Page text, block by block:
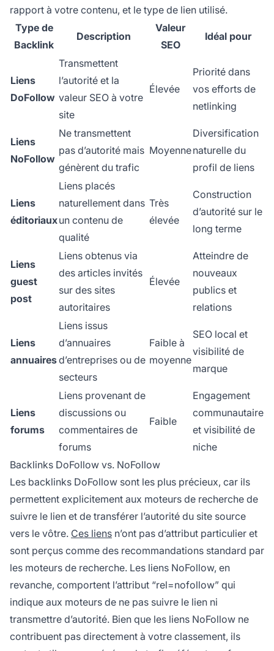
rapport à votre contenu, et le type de lien utilisé.
Type de
Backlink
Description
Valeur
SEO
Idéal pour
Liens
DoFollow
Transmettent
l’autorité et la
valeur SEO à votre
site
Élevée
Priorité dans
vos efforts de
netlinking
Liens
NoFollow
Ne transmettent
pas d’autorité mais
génèrent du trafic
Moyenne
Diversification
naturelle du
profil de liens
Liens
éditoriaux
Liens placés
naturellement dans
un contenu de
qualité
Très
élevée
Construction
d’autorité sur le
long terme
Liens
guest
post
Liens obtenus via
des articles invités
sur des sites
autoritaires
Élevée
Atteindre de
nouveaux
publics et
relations
Liens
annuaires
Liens issus
d’annuaires
d’entreprises ou de
secteurs
Faible à
moyenne
SEO local et
visibilité de
marque
Liens
forums
Liens provenant de
discussions ou
commentaires de
forums
Faible
Engagement
communautaire
et visibilité de
niche
Backlinks DoFollow vs. NoFollow
Les backlinks DoFollow sont les plus précieux, car ils
permettent explicitement aux moteurs de recherche de
suivre le lien et de transférer l’autorité du site source
vers le vôtre. Ces liens n’ont pas d’attribut particulier et
sont perçus comme des recommandations standard par
les moteurs de recherche. Les liens NoFollow, en
revanche, comportent l’attribut “rel=nofollow” qui
indique aux moteurs de ne pas suivre le lien ni
transmettre d’autorité. Bien que les liens NoFollow ne
contribuent pas directement à votre classement, ils